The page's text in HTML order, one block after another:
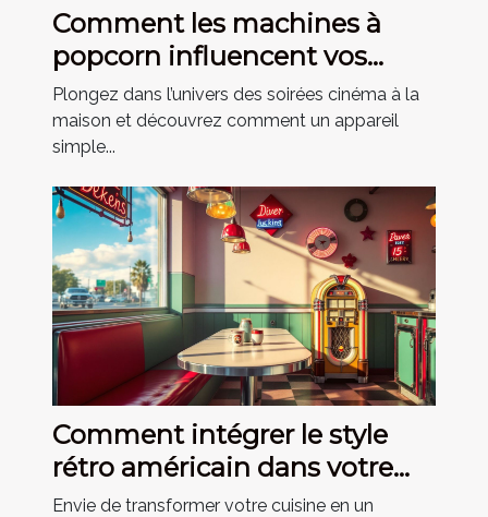
Comment les machines à
popcorn influencent vos
soirées film ?
Plongez dans l’univers des soirées cinéma à la
maison et découvrez comment un appareil
simple...
Comment intégrer le style
rétro américain dans votre
cuisine ?
Envie de transformer votre cuisine en un